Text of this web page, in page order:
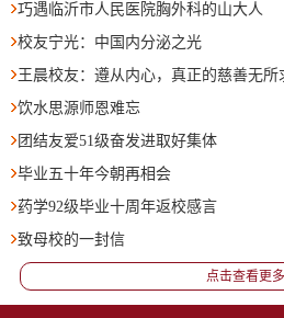
巧遇临沂市人民医院胸外科的山大人
校友宁光：中国内分泌之光
王晨校友：遵从内心，真正的慈善无所
饮水思源师恩难忘
团结友爱51级奋发进取好集体
毕业五十年今朝再相会
药学92级毕业十周年返校感言
致母校的一封信
点击查看更多